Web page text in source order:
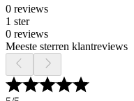
0 reviews
1 ster
0 reviews
Meeste sterren klantreviews